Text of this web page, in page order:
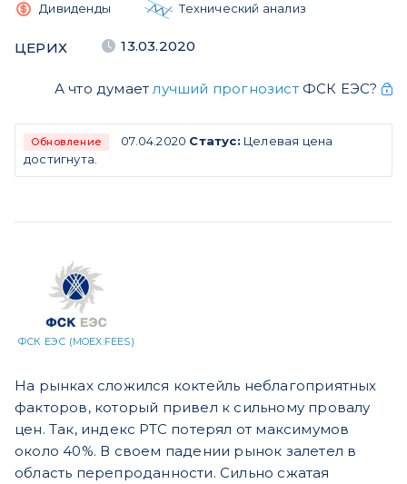
Дивиденды Технический анализ
ЦЕРИХ 13.03.2020
А что думает лучший прогнозистФСК ЕЭС?
Обновление 07.04.2020 Статус: Целевая цена
достигнута.
ФСК ЕЭС (MOEX:FEES)
На рынках сложился коктейль неблагоприятных
факторов, который привел к сильному провалу
цен. Так, индекс РТС потерял от максимумов
около 40%. В своем падении рынок залетел в
область перепроданности. Сильно сжатая